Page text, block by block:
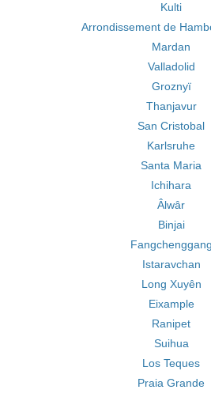
Kulti
Arrondissement de
Mardan
Valladolid
Groznyï
Thanjavur
San Cristobal
Karlsruhe
Santa Maria
Ichihara
Âlwâr
Binjai
Fangchenggang
Istaravchan
Long Xuyên
Eixample
Ranipet
Suihua
Los Teques
Praia Grande